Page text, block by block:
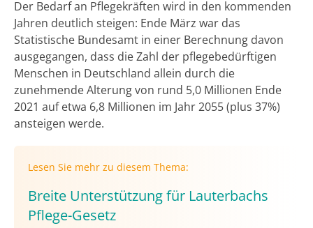
Der Bedarf an Pflegekräften wird in den kommenden
Jahren deutlich steigen: Ende März war das
Statistische Bundesamt in einer Berechnung davon
ausgegangen, dass die Zahl der pflegebedürftigen
Menschen in Deutschland allein durch die
zunehmende Alterung von rund 5,0 Millionen Ende
2021 auf etwa 6,8 Millionen im Jahr 2055 (plus 37%)
ansteigen werde.
Lesen Sie mehr zu diesem Thema:
Breite Unterstützung für Lauterbachs
Pflege-Gesetz